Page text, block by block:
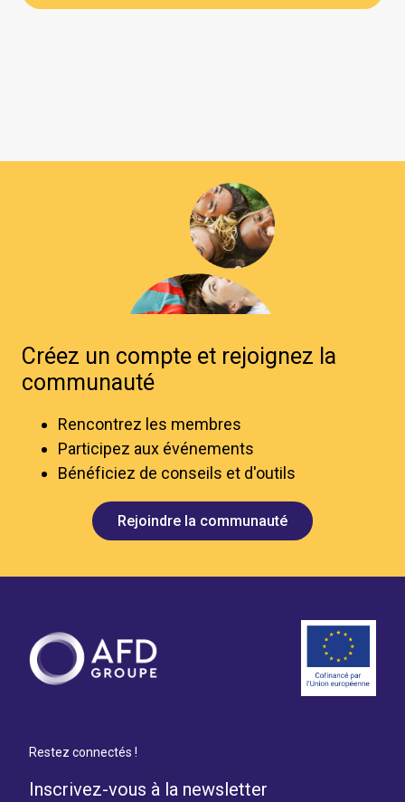
Créez un compte et rejoignez la
communauté
Rencontrez les membres
Participez aux événements
Bénéficiez de conseils et d'outils
Rejoindre la communauté
Restez connectés !
Inscrivez-vous à la newsletter